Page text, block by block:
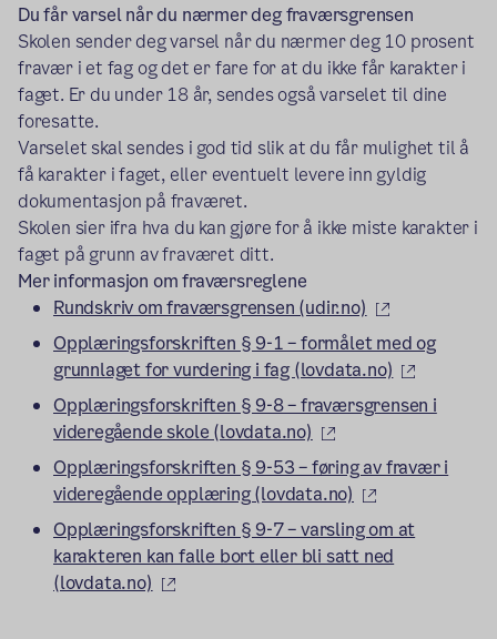
Du får varsel når du nærmer deg fraværsgrensen
Skolen sender deg varsel når du nærmer deg 10 prosent
fravær i et fag og det er fare for at du ikke får karakter i
faget. Er du under 18 år, sendes også varselet til dine
foresatte.
Varselet skal sendes i god tid slik at du får mulighet til å
få karakter i faget, eller eventuelt levere inn gyldig
dokumentasjon på fraværet.
Skolen sier ifra hva du kan gjøre for å ikke miste karakter i
faget på grunn av fraværet ditt.
Mer informasjon om fraværsreglene
Rundskriv om fraværsgrensen (udir.no)
(ekstern
Opplæringsforskriften § 9-1 – formålet med og
grunnlaget for vurdering i fag (lovdata.no)
(ekstern
Opplæringsforskriften § 9-8 – fraværsgrensen i
videregående skole (lovdata.no)
(ekstern lenke)
Opplæringsforskriften § 9-53 – føring av fravær i
videregående opplæring (lovdata.no)
(ekstern lenke)
Opplæringsforskriften § 9-7 – varsling om at
karakteren kan falle bort eller bli satt ned
(lovdata.no)
(ekstern lenke)